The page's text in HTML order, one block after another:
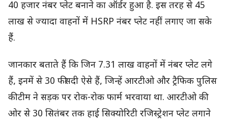
40 हजार नंबर प्लेट बनाने का ऑर्डर हुआ है. इस तरह से 45
लाख से ज्यादा वाहनों में HSRP नंबर प्लेट नहीं लगाए जा सके
हैं.
जानकार बताते हैं कि जिन 7.31 लाख वाहनों में नंबर प्लेट लगे
हैं, इनमें से 30 फीसदी ऐसे हैं, जिन्हें आरटीओ और ट्रैफिक पुलिस
की टीम ने सड़क पर रोक-रोक फार्म भरवाया था. आरटीओ की
ओर से 30 सितंबर तक हाई सिक्योरिटी रजिस्ट्रेशन प्लेट लगाने